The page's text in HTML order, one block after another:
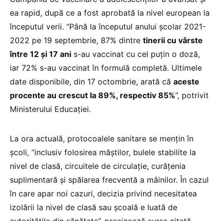
ea rapid, după ce a fost aprobată la nivel european la
începutul verii. “Până la începutul anului școlar 2021-
2022 pe 19 septembrie, 87% dintre tinerii cu vârste
între 12 și 17 ani s-au vaccinat cu cel puțin o doză,
iar 72% s-au vaccinat în formulă completă. Ultimele
date disponibile, din 17 octombrie, arată că aceste
procente au crescut la 89%, respectiv 85%”, potrivit
Ministerului Educației.
La ora actuală, protocoalele sanitare se mențin în
școli, “inclusiv folosirea măștilor, bulele stabilite la
nivel de clasă, circuitele de circulație, curățenia
suplimentară și spălarea frecventă a mâinilor. În cazul
în care apar noi cazuri, decizia privind necesitatea
izolării la nivel de clasă sau școală e luată de